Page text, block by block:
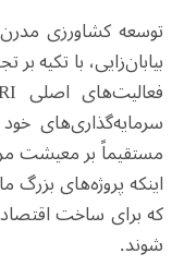
توسعه کشاورزی
بیابان‌زایی، با تکیه
فعالیت‌های اصلی
سرمایه‌گذاری‌های
مستقیماً بر معیشت
اینکه پروژه‌های بزرگ
که برای ساخت
شوند.